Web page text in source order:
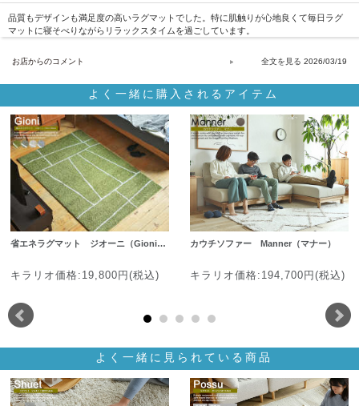
品質もデザインも満足度の高いラグマットでした。特に肌触りが心地良くて毎日ラグ
マットに寝そべりながらリラックスタイムを過ごしています。
お店からのコメント 2026/03/19
よく一緒に購入されるアイテム
省エネラグマット ジオーニ（Gioni…
キラリオ価格:19,800円(税込)
カウチソファー Manner（マナー）
キラリオ価格:194,700円(税込)
よく一緒に見られている商品